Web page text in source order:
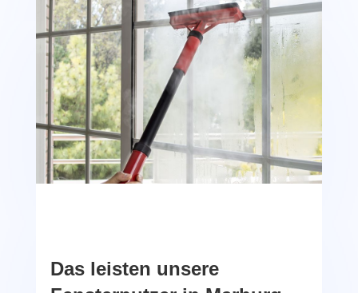
Das leisten unsere